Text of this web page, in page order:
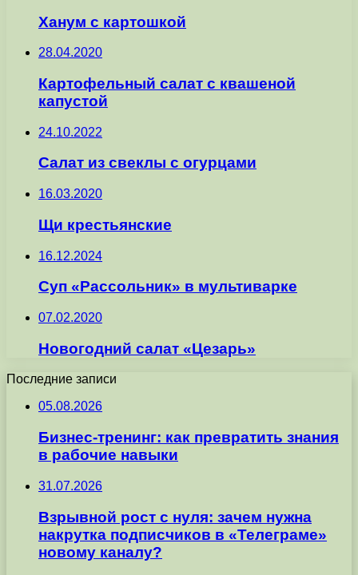
Ханум с картошкой
28.04.2020
Картофельный салат с квашеной
капустой
24.10.2022
Салат из свеклы с огурцами
16.03.2020
Щи крестьянские
16.12.2024
Суп «Рассольник» в мультиварке
07.02.2020
Новогодний салат «Цезарь»
Последние записи
05.08.2026
Бизнес-тренинг: как превратить знания
в рабочие навыки
31.07.2026
Взрывной рост с нуля: зачем нужна
накрутка подписчиков в «Телеграме»
новому каналу?